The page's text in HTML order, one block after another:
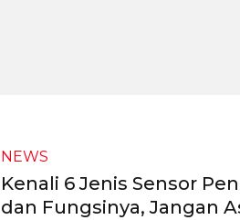
NEWS
Kenali 6 Jenis Sensor
dan Fungsinya, Jangan